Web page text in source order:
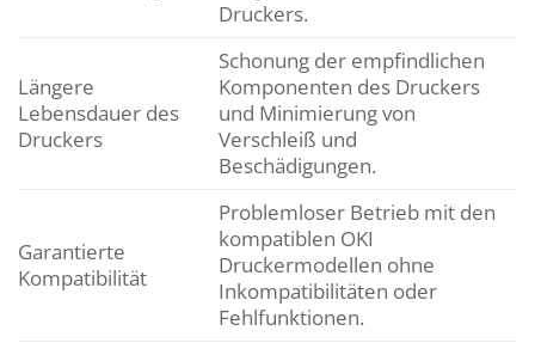
Druckers.
Längere
Lebensdauer des
Druckers
Schonung der empfindlichen
Komponenten des Druckers
und Minimierung von
Verschleiß und
Beschädigungen.
Garantierte
Kompatibilität
Problemloser Betrieb mit den
kompatiblen OKI
Druckermodellen ohne
Inkompatibilitäten oder
Fehlfunktionen.